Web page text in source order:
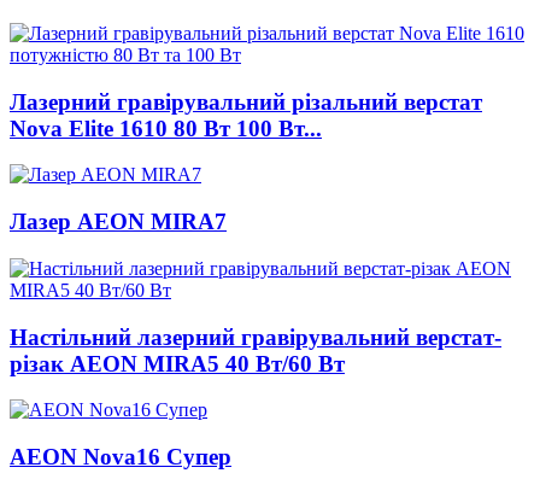
Лазерний гравірувальний різальний верстат
Nova Elite 1610 80 Вт 100 Вт...
Лазер AEON MIRA7
Настільний лазерний гравірувальний верстат-
різак AEON MIRA5 40 Вт/60 Вт
AEON Nova16 Супер